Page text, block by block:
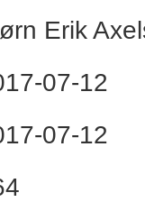
Erik
07-12
07-12